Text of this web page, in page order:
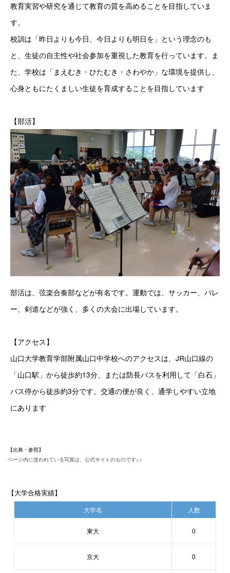
教育実習や研究を通じて教育の質を高めることを目指していま
す。
校訓は「昨日よりも今日、今日よりも明日を」という理念のも
と、生徒の自主性や社会参加を重視した教育を行っています。ま
た、学校は「まえむき・ひたむき・さわやか」な環境を提供し、
心身ともにたくましい生徒を育成することを目指しています
【部活】
部活は、弦楽合奏部などが有名です。運動では、サッカー、バレ
ー、剣道などが強く、多くの大会に出場しています。
【アクセス】
山口大学教育学部附属山口中学校へのアクセスは、JR山口線の
「山口駅」から徒歩約13分、または防長バスを利用して「白石」
バス停から徒歩約3分です。交通の便が良く、通学しやすい立地
にあります
【出典・参照】
ページ内に使われている写真は、公式サイトのものです>>
【大学合格実績】
大学名 人数
東大 0
京大 0